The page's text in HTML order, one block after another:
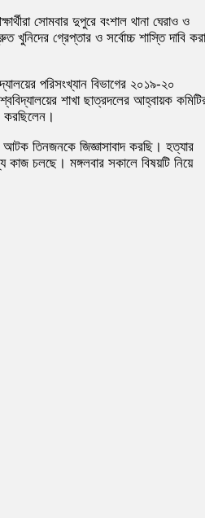
সোমবার দুপুরে বংশাল থানা ঘেরাও ও
খুনিদের গ্রেপ্তার ও সর্বোচ্চ শাস্তি দাবি করা
পরিসংখ্যান বিভাগের ২০১৯-২০
শাখা ছাত্রদলের আহ্বায়ক
করছিলেন।
তিনজনকে জিজ্ঞাসাবাদ করছি। হত্যার
চলছে। মঙ্গলবার সকালে বিষয়টি নিয়ে